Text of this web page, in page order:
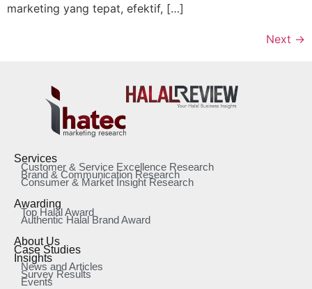
marketing yang tepat, efektif, […]
Next →
Services
Customer & Service Excellence Research
Brand & Communication Research
Consumer & Market Insight Research
Awarding
Top Halal Award
Authentic Halal Brand Award
About Us
Case Studies
Insights
News and Articles
Survey Results
Events